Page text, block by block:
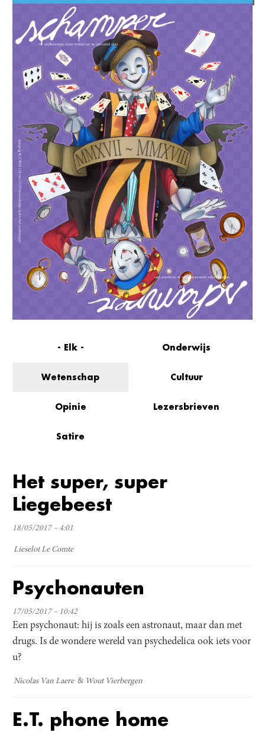
- Elk - Onderwijs
Wetenschap Cultuur
Opinie Lezersbrieven
Satire
Het super, super
Liegebeest
18/05/2017 – 4:01
Lieselot Le Comte
Psychonauten
17/05/2017 – 10:42
Een psychonaut: hij is zoals een astronaut, maar dan met
drugs. Is de wondere wereld van psychedelica ook iets voor
u?
Nicolas Van Laere Wout Vierbergen
E.T. phone home